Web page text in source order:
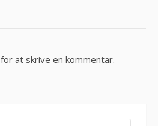
for at skrive en kommentar.